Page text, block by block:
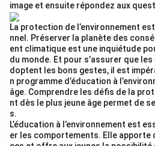
duquel (compound) are
academically valid. We will
clearly.
Final Answer: où(ordevant
côté duquel)
Download
image et ensuite répondez aux
La protection de l’environnement
nnel. Préserver la planète des
ent climatique est une inquiétude
du monde. Et pour s’assurer que
doptent les bons gestes, il est
n programme d’éducation à
âge. Comprendre les défis de la
nt dès le plus jeune âge permet de
s.
L’éducation à l’environnement est
er les comportements. Elle apporte